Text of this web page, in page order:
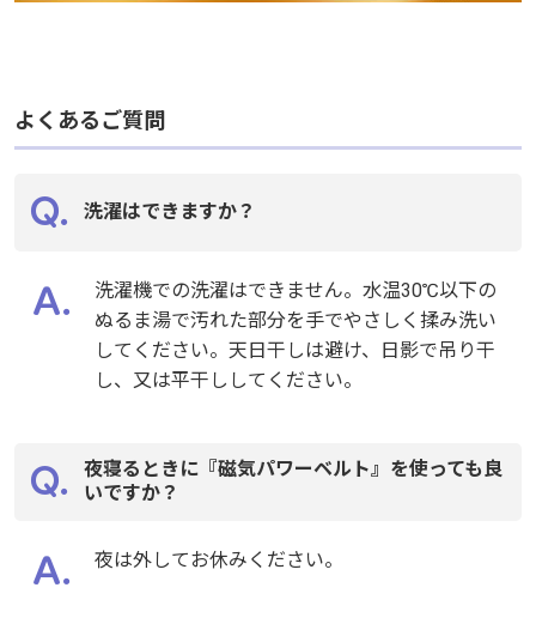
よくあるご質問
洗濯はできますか？
洗濯機での洗濯はできません。水温30℃以下の
ぬるま湯で汚れた部分を手でやさしく揉み洗い
してください。天日干しは避け、日影で吊り干
し、又は平干ししてください。
夜寝るときに『磁気パワーベルト』を使っても良
いですか？
夜は外してお休みください。
よくあるご質問
洗濯はできますか？
洗濯機での洗濯はできません。水温30℃以下の
ぬるま湯で汚れた部分を手でやさしく揉み洗い
してください。天日干しは避け、日影で吊り干
し、又は平干ししてください。
夜寝るときに『磁気パワーベルト』を使っても良
いですか？
夜は外してお休みください。